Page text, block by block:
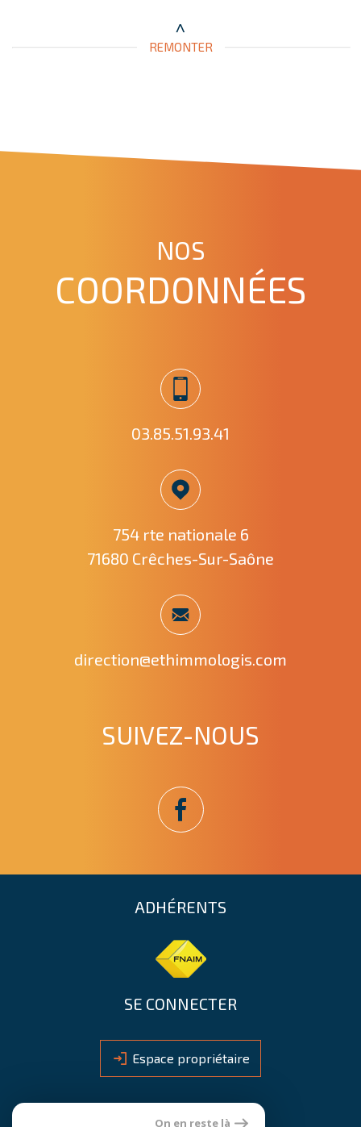
REMONTER
NOS
COORDONNÉES
03.85.51.93.41
754 rte nationale 6
71680 Crêches-Sur-Saône
direction@ethimmologis.com
SUIVEZ-NOUS
ADHÉRENTS
SE CONNECTER
Espace propriétaire
On en reste là